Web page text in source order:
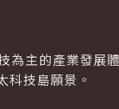
主的產業發展
科技島願景。